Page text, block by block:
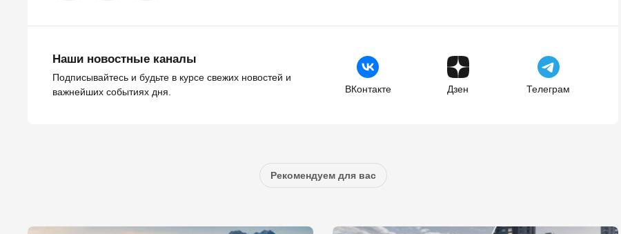
Наши новостные каналы
Подписывайтесь и будьте в курсе свежих новостей и
важнейших событиях дня.
ВКонтакте Дзен Телеграм
Рекомендуем для вас